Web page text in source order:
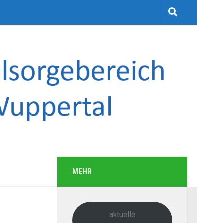
MEHR
aktuelle